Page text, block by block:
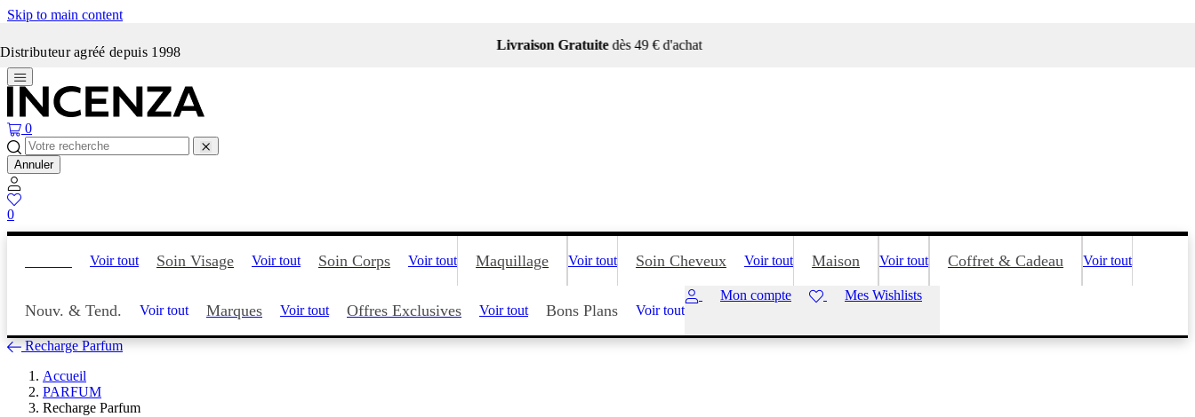
Skip to main content
Distributeur agréé depuis 1998Incenza fait peau neuve Livraison Gratuitedès 49 € d'achat
0
Annuler
0
Voir tout Soin Visage Voir tout Soin Corps Voir tout Maquillage Voir tout Soin Cheveux Voir tout Maison Voir tout Coffret & Cadeau Voir tout
Nouv. & Tend. Voir tout Marques Voir tout Offres Exclusives Voir tout Bons Plans Voir tout
Mon compte Mes Wishlists
Recharge Parfum
Accueil
PARFUM
Recharge Parfum